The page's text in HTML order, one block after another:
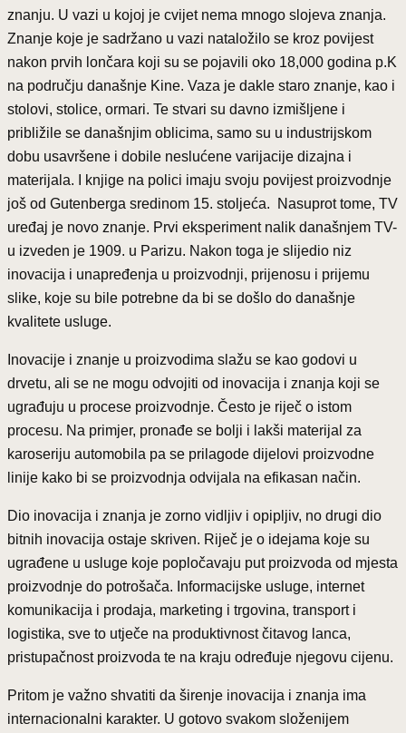
znanju. U vazi u kojoj je cvijet nema mnogo slojeva znanja.
Znanje koje je sadržano u vazi nataložilo se kroz povijest
nakon prvih lončara koji su se pojavili oko 18,000 godina p.K
na području današnje Kine. Vaza je dakle staro znanje, kao i
stolovi, stolice, ormari. Te stvari su davno izmišljene i
približile se današnjim oblicima, samo su u industrijskom
dobu usavršene i dobile neslućene varijacije dizajna i
materijala. I knjige na polici imaju svoju povijest proizvodnje
još od Gutenberga sredinom 15. stoljeća. Nasuprot tome, TV
uređaj je novo znanje. Prvi eksperiment nalik današnjem TV-
u izveden je 1909. u Parizu. Nakon toga je slijedio niz
inovacija i unapređenja u proizvodnji, prijenosu i prijemu
slike, koje su bile potrebne da bi se došlo do današnje
kvalitete usluge.
Inovacije i znanje u proizvodima slažu se kao godovi u
drvetu, ali se ne mogu odvojiti od inovacija i znanja koji se
ugrađuju u procese proizvodnje. Često je riječ o istom
procesu. Na primjer, pronađe se bolji i lakši materijal za
karoseriju automobila pa se prilagode dijelovi proizvodne
linije kako bi se proizvodnja odvijala na efikasan način.
Dio inovacija i znanja je zorno vidljiv i opipljiv, no drugi dio
bitnih inovacija ostaje skriven. Riječ je o idejama koje su
ugrađene u usluge koje popločavaju put proizvoda od mjesta
proizvodnje do potrošača. Informacijske usluge, internet
komunikacija i prodaja, marketing i trgovina, transport i
logistika, sve to utječe na produktivnost čitavog lanca,
pristupačnost proizvoda te na kraju određuje njegovu cijenu.
Pritom je važno shvatiti da širenje inovacija i znanja ima
internacionalni karakter. U gotovo svakom složenijem